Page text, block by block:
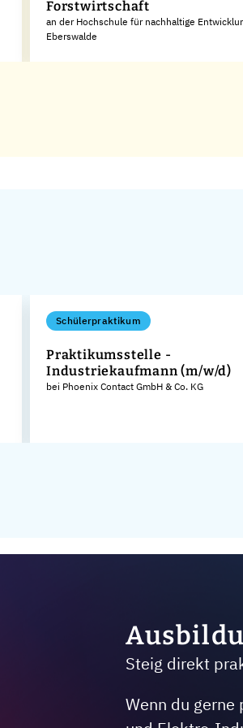
Forstwirtschaft
an der Hochschule für nachhaltige
Eberswalde
Schülerpraktikum
Praktikumsstelle -
Industriekaufmann (m/w/d)
bei Phoenix Contact GmbH & Co. KG
Steig direkt
Wenn du